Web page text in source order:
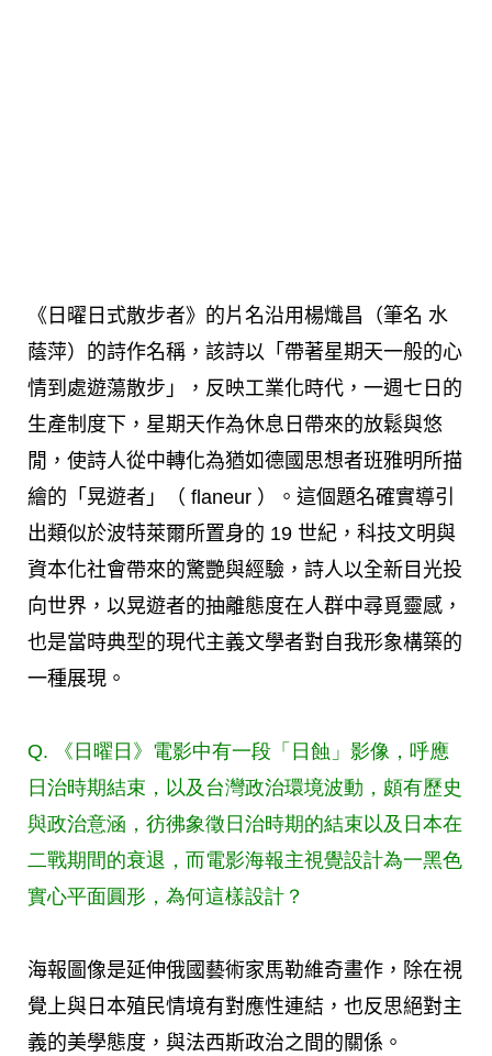
《日曜日式散步者》的片名沿用楊熾昌（筆名 水
蔭萍）的詩作名稱，該詩以「帶著星期天一般的心
情到處遊蕩散步」，反映工業化時代，一週七日的
生產制度下，星期天作為休息日帶來的放鬆與悠
閒，使詩人從中轉化為猶如德國思想者班雅明所描
繪的「晃遊者」（ flaneur ）。這個題名確實導引
出類似於波特萊爾所置身的 19 世紀，科技文明與
資本化社會帶來的驚艷與經驗，詩人以全新目光投
向世界，以晃遊者的抽離態度在人群中尋覓靈感，
也是當時典型的現代主義文學者對自我形象構築的
一種展現。
Q. 《日曜日》電影中有一段「日蝕」影像，呼應
日治時期結束，以及台灣政治環境波動，頗有歷史
與政治意涵，彷彿象徵日治時期的結束以及日本在
二戰期間的衰退，而電影海報主視覺設計為一黑色
實心平面圓形，為何這樣設計？
海報圖像是延伸俄國藝術家馬勒維奇畫作，除在視
覺上與日本殖民情境有對應性連結，也反思絕對主
義的美學態度，與法西斯政治之間的關係。